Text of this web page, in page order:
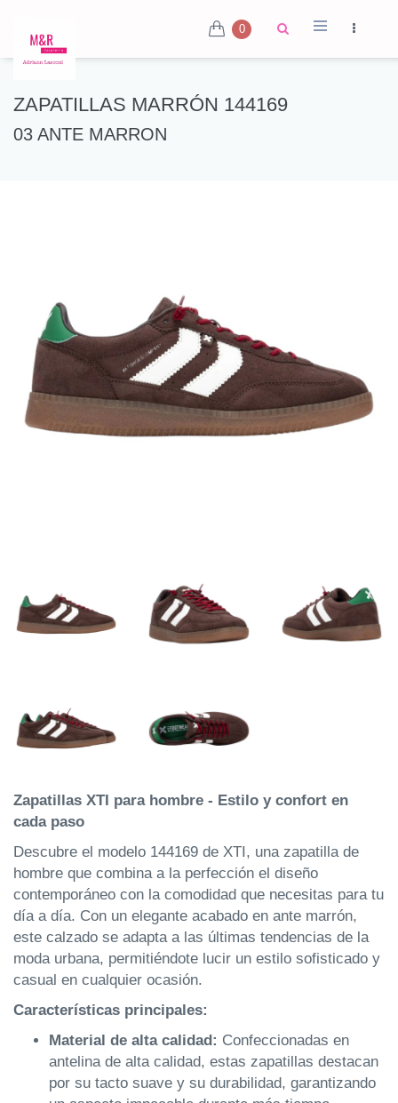
0
ZAPATILLAS MARRÓN 144169
03 ANTE MARRON
Zapatillas XTI para hombre - Estilo y confort en
cada paso
Descubre el modelo 144169 de XTI, una zapatilla de
hombre que combina a la perfección el diseño
contemporáneo con la comodidad que necesitas para tu
día a día. Con un elegante acabado en ante marrón,
este calzado se adapta a las últimas tendencias de la
moda urbana, permitiéndote lucir un estilo sofisticado y
casual en cualquier ocasión.
Características principales:
Material de alta calidad: Confeccionadas en
antelina de alta calidad, estas zapatillas destacan
por su tacto suave y su durabilidad, garantizando